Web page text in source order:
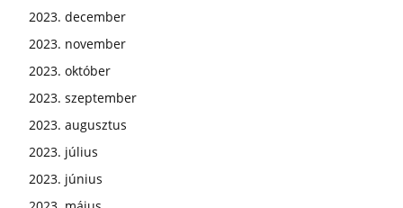
2023. december
2023. november
2023. október
2023. szeptember
2023. augusztus
2023. július
2023. június